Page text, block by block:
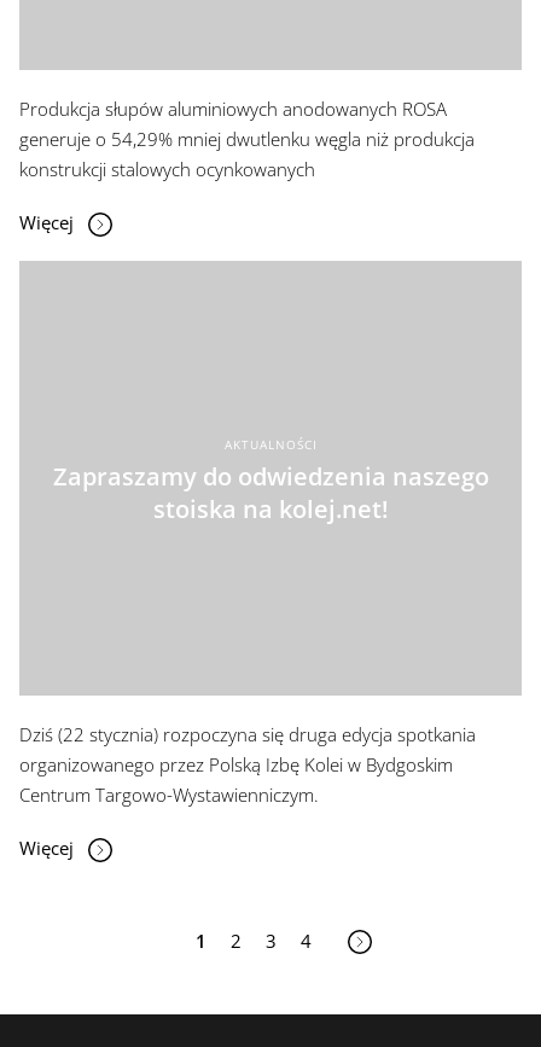
Produkcja słupów aluminiowych anodowanych ROSA
generuje o 54,29% mniej dwutlenku węgla niż produkcja
konstrukcji stalowych ocynkowanych
Więcej
AKTUALNOŚCI
Zapraszamy do odwiedzenia naszego
stoiska na kolej.net!
Dziś (22 stycznia) rozpoczyna się druga edycja spotkania
organizowanego przez Polską Izbę Kolei w Bydgoskim
Centrum Targowo-Wystawienniczym.
Więcej
1 2 3 4